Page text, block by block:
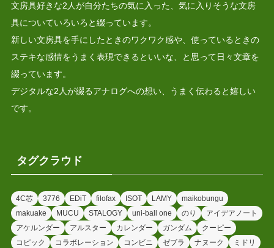
文房具好きな2人が自分たちの気に入った、気に入りそうな文房
具についていろいろと綴っています。
新しい文房具を手にしたときのワクワク感や、使っているときの
ステキな感情をうまく表現できるといいな、と思って日々文章を
綴っています。
デジタルな2人が綴るアナログへの想い、うまく伝わると嬉しい
です。
タグクラウド
4C芯 3776 EDiT filofax ISOT LAMY
maikobungu
makuake
MUCU STALOGY uni-ball one のり
アイデアノート
アケルンダー
アルスター カレンダー ガンダム
クーピー
コピック
コラボレーション コンビニ ゼブラ ナヌーク ミドリ